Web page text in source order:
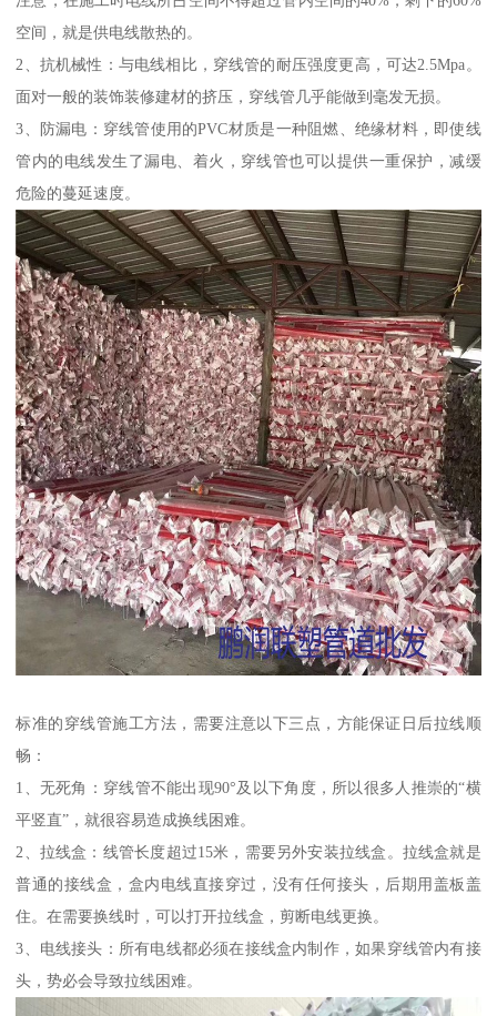
空间，就是供电线散热的。
2、抗机械性：与电线相比，穿线管的耐压强度更高，可达2.5Mpa。
面对一般的装饰装修建材的挤压，穿线管几乎能做到毫发无损。
3、防漏电：穿线管使用的PVC材质是一种阻燃、绝缘材料，即使线
管内的电线发生了漏电、着火，穿线管也可以提供一重保护，减缓
危险的蔓延速度。
标准的穿线管施工方法，需要注意以下三点，方能保证日后拉线顺
畅：
1、无死角：穿线管不能出现90°及以下角度，所以很多人推崇的“横
平竖直”，就很容易造成换线困难。
2、拉线盒：线管长度超过15米，需要另外安装拉线盒。拉线盒就是
普通的接线盒，盒内电线直接穿过，没有任何接头，后期用盖板盖
住。在需要换线时，可以打开拉线盒，剪断电线更换。
3、电线接头：所有电线都必须在接线盒内制作，如果穿线管内有接
头，势必会导致拉线困难。